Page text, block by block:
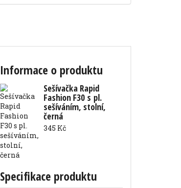
Informace o produktu
Sešívačka Rapid
Fashion F30 s pl.
sešíváním, stolní,
černá
345 Kč
Specifikace produktu